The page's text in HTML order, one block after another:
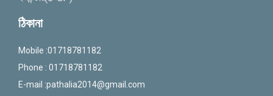
ঠিকানা
Mobile :01718781182
Phone : 01718781182
E-mail :pathalia2014@gmail.com